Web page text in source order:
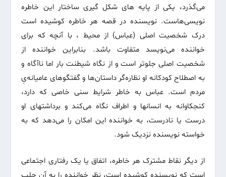
می‌گذرد، یکی از پایه های شکل گیری ساختار این خاطره
نویسی‌هاست. نویسنده در قصه هر خاطره کوشیده است
درک شخصیت اصلی (عباس) از محیط ، با آنچه که برای
خواننده می‌نویسد متفاوت باشد. بنابراین خواننده از
شخصیت اصلی جلوتر است و از نگاه شیطنت بار اما ناآگاه و
به اصطلاح کودکانه او نظاره‌گر داستان‌ها و گفتگوهای عامیانه‌یِ
مردم است. عباس به خاطر شرایط سنی خاصی که دارد،
کنجکاوانه به انسانها و اطراف نگاه می‌کند و برداشتهای او
درست یا نادرست، به خواننده این امکان را می‌دهد که به
خواسته نویسنده نزدیک شود.
از دیگر نقاط مشترک هر خاطره، اتفاق یا یک رفتاری اجتماعی